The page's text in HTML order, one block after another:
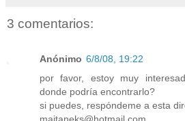
3 comentarios:
Anónimo 6/8/08, 19:22
por favor, estoy muy
donde podría encontrarlo?
si puedes, respóndeme a esta